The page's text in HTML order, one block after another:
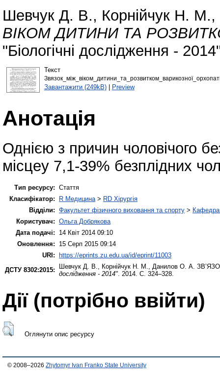
Шевчук Д. В., Корнійчук Н. М.,
ВІКОМ ДИТИНИ ТА
"Біологічні дослідження -
Текст
Завантажити (249kB)| Preview
Анотація
Однією з причин чоловічого
місцеу 7,1-39% безплідних
Тип ресурсу: Стаття
Класифікатор:
R Медицина > RD Хірургія
Відділи: Факультет фізичного виховання та спорту > Кафедра
Користувач: Ольга Добрякова
Дата подачі:
14 Квіт 2014 09:10
Оновлення:
15 Серп 2015 09:14
URI: https://eprints.zu.edu.ua/id/eprint/11003
ДСТУ 8302:2015:
Шевчук Д. В. Корнійчук Н. М. Данилов О. А.
дослідження - 2014" . 2014. С. 324–328.
Дії ​​(потрібно ввійти)
Оглянути опис ресурсу
© 2008–2026 Zhytomyr Ivan Franko State University